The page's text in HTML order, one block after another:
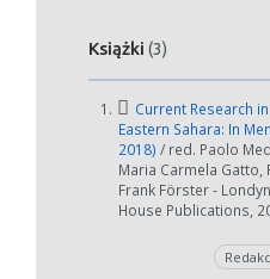
W zależności od ilości danych
może się
Jeśli generowanie trwa zbyt
Książki (3)
1.
Current Research
Eastern Sahara: In
2018) / red. Paolo
Maria Carmela Gatto,
Frank Förster -
House Publications,